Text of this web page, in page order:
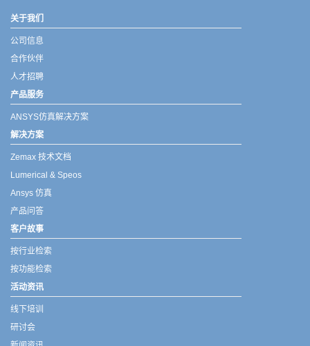
关于我们
公司信息
合作伙伴
人才招聘
产品服务
ANSYS仿真解决方案
解决方案
Zemax 技术文档
Lumerical & Speos
Ansys 仿真
产品问答
客户故事
按行业检索
按功能检索
活动资讯
线下培训
研讨会